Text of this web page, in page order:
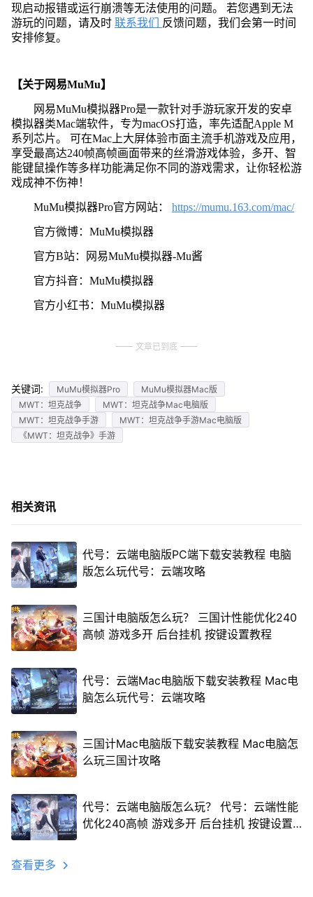
现启动报错或运行崩溃等无法使用的问题。 若您遇到无法
游玩的问题，请及时 联系我们
反馈问题，我们会第一时间
安排修复。
【关于网易MuMu】
网易MuMu模拟器Pro是一款针对手游玩家开发的安卓
模拟器类Mac端软件，专为macOS打造，率先适配Apple M
系列芯片。 可在Mac上大屏体验市面主流手机游戏及应用，
享受最高达240帧高帧画面带来的丝滑游戏体验，多开、智
能键鼠操作等多样功能满足你不同的游戏需求，让你轻松游
戏成神不伤神！
MuMu模拟器Pro官方网站： https://mumu.163.com/mac/
官方微博：MuMu模拟器
官方B站：网易MuMu模拟器-Mu酱
官方抖音：MuMu模拟器
官方小红书：MuMu模拟器
文章已到底
关键词: MuMu模拟器Pro
MuMu模拟器Mac版
MWT：坦克战争
MWT：坦克战争Mac电脑版
MWT：坦克战争手游
MWT：坦克战争手游Mac电脑版
《MWT：坦克战争》手游
相关资讯
代号：云端电脑版PC端下载安装教程 电脑
版怎么玩代号：云端攻略
三国计电脑版怎么玩？ 三国计性能优化240
高帧 游戏多开 后台挂机 按键设置教程
代号：云端Mac电脑版下载安装教程 Mac电
脑怎么玩代号：云端攻略
三国计Mac电脑版下载安装教程 Mac电脑怎
么玩三国计攻略
代号：云端电脑版怎么玩？ 代号：云端性能
优化240高帧 游戏多开 后台挂机 按键设置
查看更多